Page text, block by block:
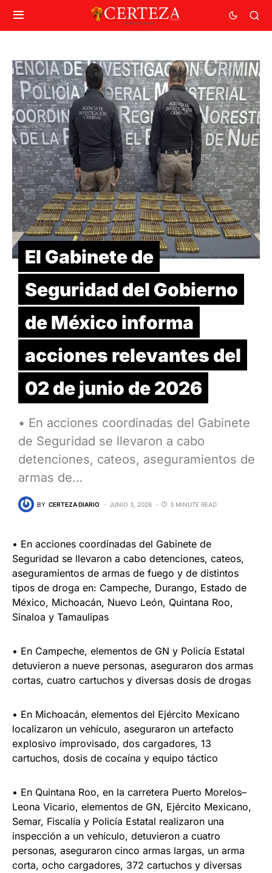
El Gabinete de
Seguridad del Gobierno
de México informa
acciones relevantes del
02 de junio de 2026
• En acciones coordinadas del Gabinete
de Seguridad se llevaron a cabo
detenciones, cateos, aseguramientos de
armas de…
BY CERTEZA DIARIO JUNIO 3, 2026 3 MINUTE READ
• En acciones coordinadas del Gabinete de
Seguridad se llevaron a cabo detenciones, cateos,
aseguramientos de armas de fuego y de distintos
tipos de droga en: Campeche, Durango, Estado de
México, Michoacán, Nuevo León, Quintana Roo,
Sinaloa y Tamaulipas
• En Campeche, elementos de GN y Policía Estatal
detuvieron a nueve personas, aseguraron dos armas
cortas, cuatro cartuchos y diversas dosis de drogas
• En Michoacán, elementos del Ejército Mexicano
localizaron un vehículo, aseguraron un artefacto
explosivo improvisado, dos cargadores, 13
cartuchos, dosis de cocaína y equipo táctico
• En Quintana Roo, en la carretera Puerto Morelos–
Leona Vicario, elementos de GN, Ejército Mexicano,
Semar, Fiscalía y Policía Estatal realizaron una
inspección a un vehículo, detuvieron a cuatro
personas, aseguraron cinco armas largas, un arma
corta, ocho cargadores, 372 cartuchos y diversas